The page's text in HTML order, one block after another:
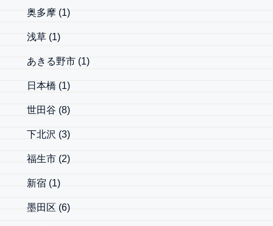
奥多摩 (1)
浅草 (1)
あきる野市 (1)
日本橋 (1)
世田谷 (8)
下北沢 (3)
福生市 (2)
新宿 (1)
墨田区 (6)